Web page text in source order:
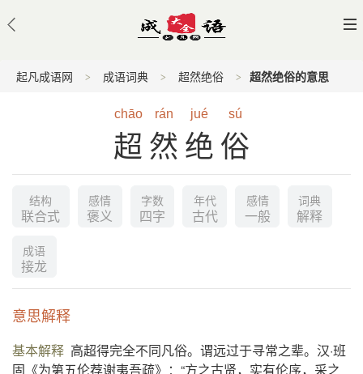
起凡成语网 成语词典 超然绝俗 超然绝俗的意思
chāo rán jué sú
超然绝俗
结构
联合式
感情
褒义
字数
四字
年代
古代
感情
一般
词典
解释
成语
接龙
意思解释
基本解释 高超得完全不同凡俗。谓远过于寻常之辈。汉·班
固《为第五伦荐谢夷吾疏》：“方之古贤，实有伦序，采之